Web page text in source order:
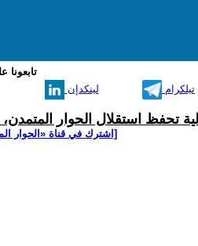
تابعونا
لينكدإن تيلكرام
تحفظ استقلال الحوار
[اشترك في قناة ‫«الحوار